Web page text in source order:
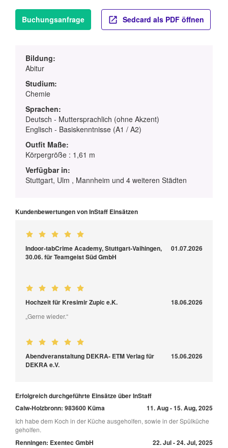
Buchungsanfrage Sedcard als PDF öffnen
Bildung:
Abitur
Studium:
Chemie
Sprachen:
Deutsch - Muttersprachlich (ohne Akzent)
Englisch - Basiskenntnisse (A1 / A2)
Outfit Maße:
Körpergröße : 1,61 m
Verfügbar in:
Stuttgart, Ulm , Mannheim und 4 weiteren Städten
Kundenbewertungen von InStaff Einsätzen
Indoor-tabCrime Academy, Stuttgart-Vaihingen,
30.06. für Teamgeist Süd GmbH
01.07.2026
Hochzeit für Kresimir Zupic e.K. 18.06.2026
„Gerne wieder.“
Abendveranstaltung DEKRA- ETM Verlag für
DEKRA e.V.
15.06.2026
Erfolgreich durchgeführte Einsätze über InStaff
Calw-Holzbronn: 983600 Küma
11. Aug - 15. Aug, 2025
Ich habe dem Koch in der Küche ausgeholfen, sowie in der Spülküche
geholfen.
Renningen: Exentec GmbH 22. Jul - 24. Jul, 2025